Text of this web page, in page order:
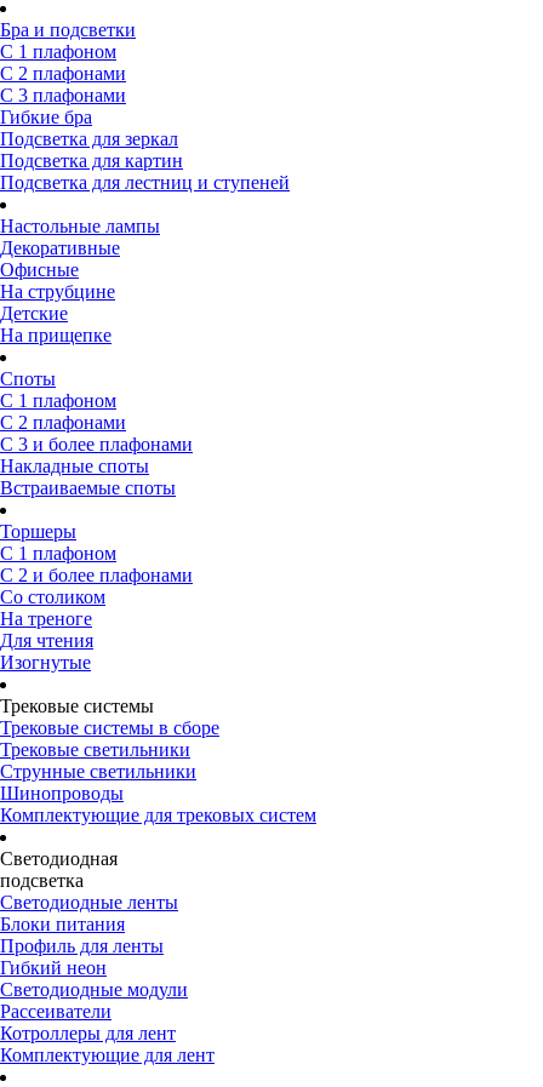
Бра и подсветки
С 1 плафоном
С 2 плафонами
С 3 плафонами
Гибкие бра
Подсветка для зеркал
Подсветка для картин
Подсветка для лестниц и ступеней
Настольные лампы
Декоративные
Офисные
На струбцине
Детские
На прищепке
Споты
С 1 плафоном
С 2 плафонами
С 3 и более плафонами
Накладные споты
Встраиваемые споты
Торшеры
С 1 плафоном
С 2 и более плафонами
Со столиком
На треноге
Для чтения
Изогнутые
Трековые системы
Трековые системы в сборе
Трековые светильники
Струнные светильники
Шинопроводы
Комплектующие для трековых систем
Светодиодная
подсветка
Светодиодные ленты
Блоки питания
Профиль для ленты
Гибкий неон
Светодиодные модули
Рассеиватели
Котроллеры для лент
Комплектующие для лент